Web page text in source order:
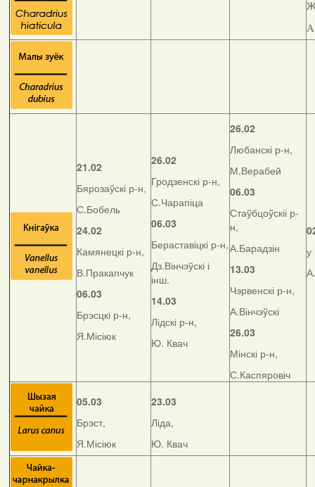
21.02
Бярозаўскі р-н,
С.Бобель
24.02
Камянецкі р-н,
В.Пракапчук
06.03
Брэсцкі р-н,
Я.Місіюк
26.02
Гродзенскі р-н,
С.Чарапіца
06.03
Бераставіцкі р-н,
Дз.Вінчэўскі і
інш.
14.03
Лідскі р-н,
Ю. Квач
26.02
Любанскі р-н,
М.Верабей
06.03
Стаўбцоўскіі р-
н,
А.Барадзін
13.03
Чэрвенскі р-н,
А.Вінчэўскі
26.03
Мінскі р-н,
С.Каспяровіч
у
05.03
Брэст,
Я.Місіюк
23.03
Ліда,
Ю. Квач